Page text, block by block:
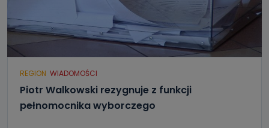
REGION WIADOMOŚCI
Piotr Walkowski rezygnuje z funkcji
pełnomocnika wyborczego